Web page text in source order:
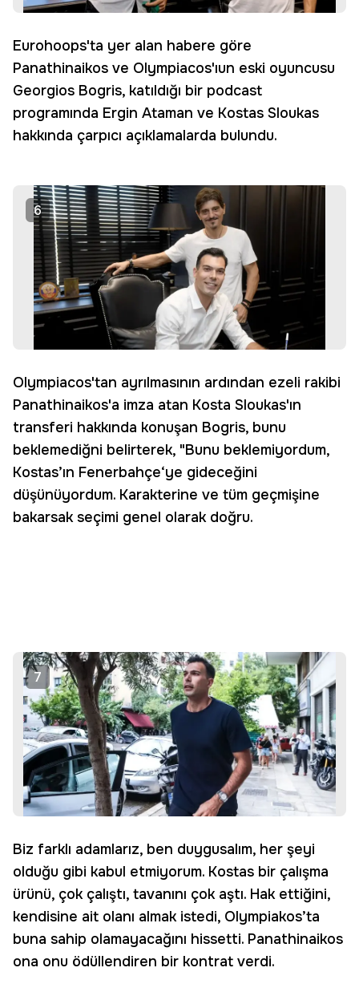
Eurohoops'ta yer alan habere göre
Panathinaikos ve Olympiacos'ıun eski oyuncusu
Georgios Bogris, katıldığı bir podcast
programında Ergin Ataman ve Kostas Sloukas
hakkında çarpıcı açıklamalarda bulundu.
6
Olympiacos'tan ayrılmasının ardından ezeli rakibi
Panathinaikos'a imza atan Kosta Sloukas'ın
transferi hakkında konuşan Bogris, bunu
beklemediğni belirterek, "Bunu beklemiyordum,
Kostas’ın Fenerbahçe‘ye gideceğini
düşünüyordum. Karakterine ve tüm geçmişine
bakarsak seçimi genel olarak doğru.
7
Biz farklı adamlarız, ben duygusalım, her şeyi
olduğu gibi kabul etmiyorum. Kostas bir çalışma
ürünü, çok çalıştı, tavanını çok aştı. Hak ettiğini,
kendisine ait olanı almak istedi, Olympiakos’ta
buna sahip olamayacağını hissetti. Panathinaikos
ona onu ödüllendiren bir kontrat verdi.